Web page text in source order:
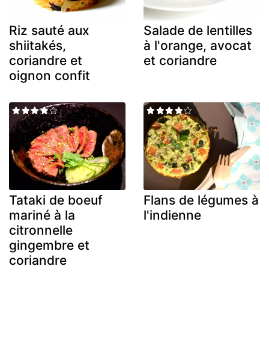
Riz sauté aux
shiitakés,
coriandre et
oignon confit
Salade de lentilles
à l'orange, avocat
et coriandre
Tataki de boeuf
mariné à la
citronnelle
gingembre et
coriandre
Flans de légumes à
l'indienne